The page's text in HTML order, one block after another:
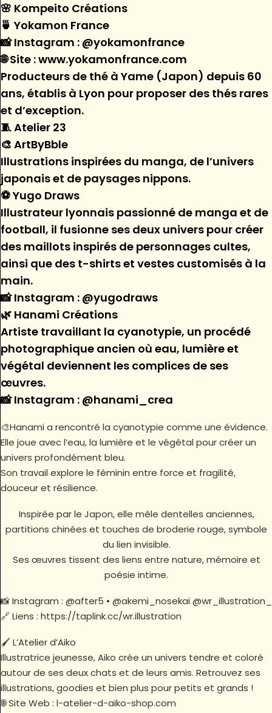
🌸 Kompeito Créations
🍵 Yokamon France
📸 Instagram : @yokamonfrance
🌐 Site : www.yokamonfrance.com
Producteurs de thé à Yame (Japon) depuis 60
ans, établis à Lyon pour proposer des thés rares
et d’exception.
🧵 Atelier 23
🎨 ArtByBble
Illustrations inspirées du manga, de l’univers
japonais et de paysages nippons.
⚽ Yugo Draws
Illustrateur lyonnais passionné de manga et de
football, il fusionne ses deux univers pour créer
des maillots inspirés de personnages cultes,
ainsi que des t-shirts et vestes customisés à la
main.
📸 Instagram : @yugodraws
🌿 Hanami Créations
Artiste travaillant la cyanotypie, un procédé
photographique ancien où eau, lumière et
végétal deviennent les complices de ses
œuvres.
📸 Instagram : @hanami_crea
🎨Hanami a rencontré la cyanotypie comme une évidence.
Elle joue avec l’eau, la lumière et le végétal pour créer un
univers profondément bleu.
Son travail explore le féminin entre force et fragilité,
douceur et résilience.
Inspirée par le Japon, elle mêle dentelles anciennes,
partitions chinées et touches de broderie rouge, symbole
du lien invisible.
Ses œuvres tissent des liens entre nature, mémoire et
poésie intime.
📸 Instagram : @after5 • @akemi_nosekai @wr_illustration_
🔗 Liens : https://taplink.cc/wr.illustration
🖌️ L’Atelier d’Aiko
Illustratrice jeunesse, Aiko crée un univers tendre et coloré
autour de ses deux chats et de leurs amis. Retrouvez ses
illustrations, goodies et bien plus pour petits et grands !
🌐 Site Web : l-atelier-d-aiko-shop.com